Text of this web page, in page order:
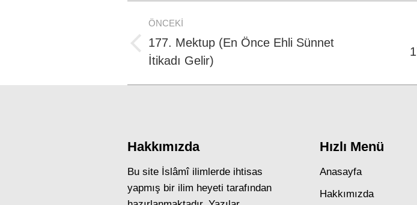
Post
navigation
ÖNCEKI
Previous
post:
177. Mektup (En Önce Ehli Sünnet
İtikadı Gelir)
Hakkımızda
Bu site İslâmî ilimlerde ihtisas
yapmış bir ilim heyeti tarafından
Hızlı Menü
Anasayfa
Hakkımızda